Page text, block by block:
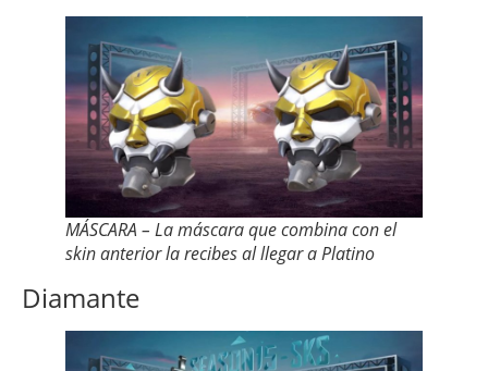
MÁSCARA – La máscara que combina con el
skin anterior la recibes al llegar a Platino
Diamante